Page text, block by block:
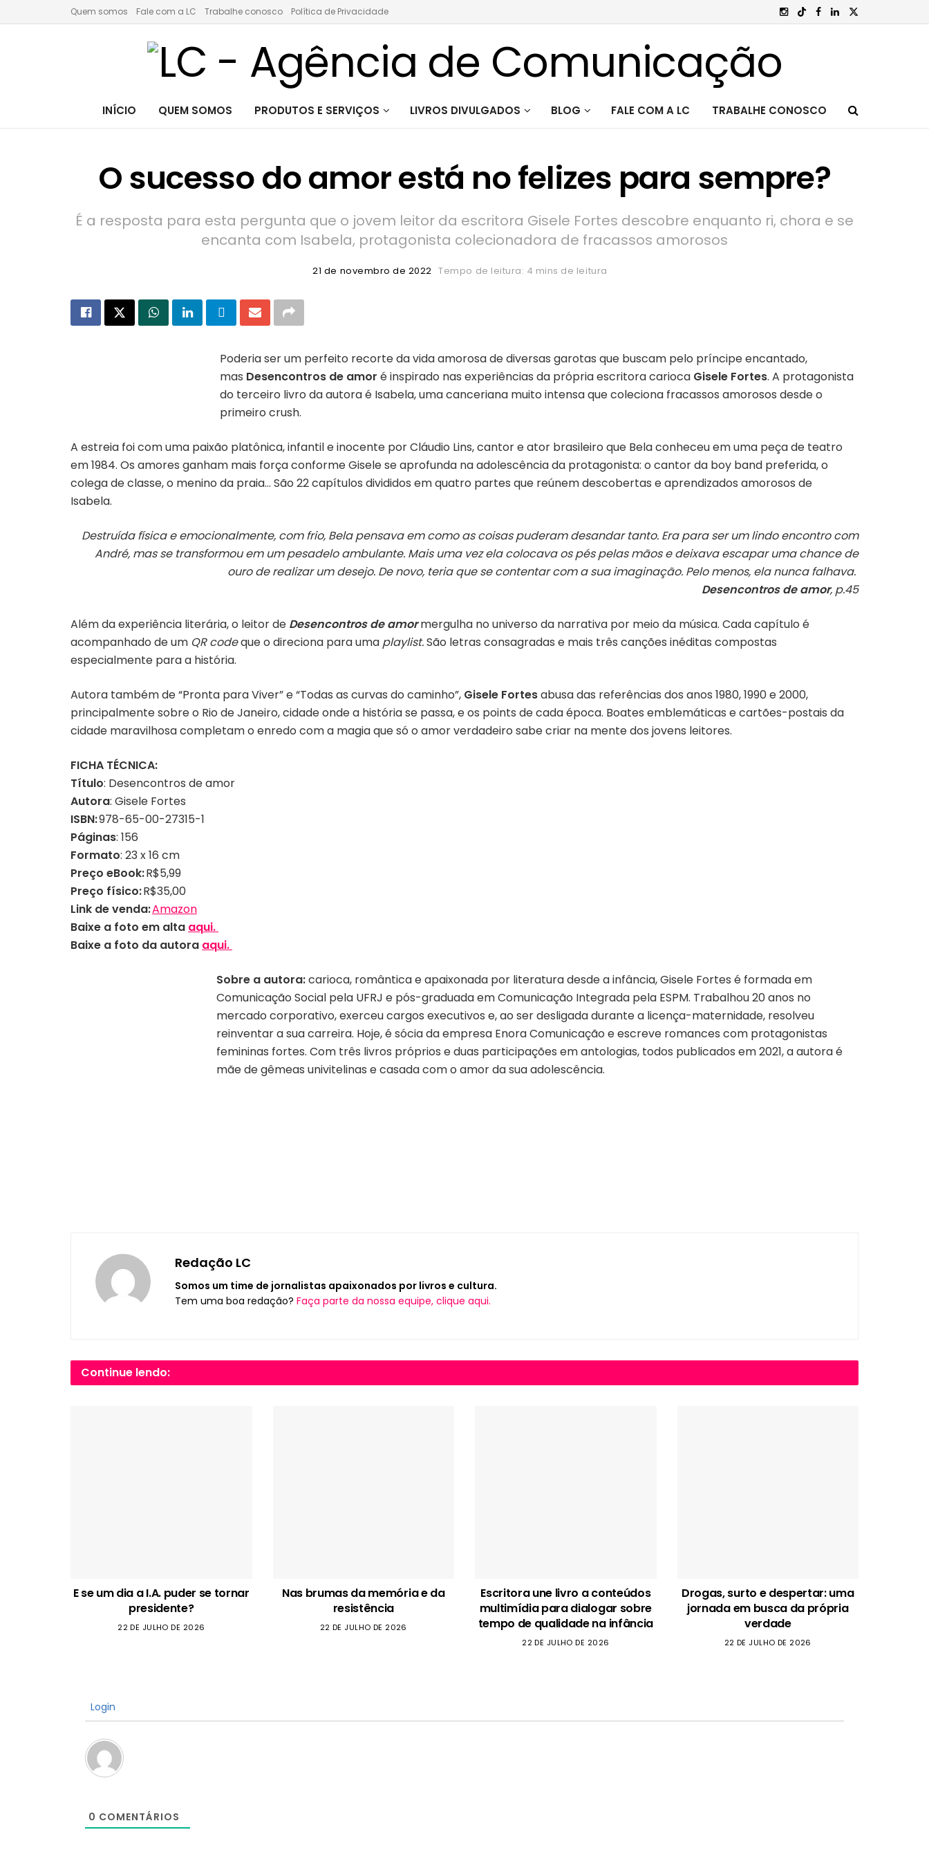
Quem somos Fale com a LC Trabalhe conosco Política de Privacidade
INÍCIO QUEM SOMOS PRODUTOS E SERVIÇOS LIVROS DIVULGADOS BLOG FALE COM A LC TRABALHE CONOSCO
O sucesso do amor está no felizes para sempre?
É a resposta para esta pergunta que o jovem leitor da escritora Gisele Fortes descobre enquanto ri, chora e se
encanta com Isabela, protagonista colecionadora de fracassos amorosos
21 de novembro de 2022 Tempo de leitura: 4 mins de leitura
Poderia ser um perfeito recorte da vida amorosa de diversas garotas que buscam pelo príncipe encantado,
mas Desencontros de amor é inspirado nas experiências da própriaescritora carioca Gisele Fortes. A protagonista
do terceiro livro da autora é Isabela, uma canceriana muito intensa que coleciona fracassos amorosos desde o
primeiro crush.
A estreia foi com uma paixão platônica, infantil e inocente por Cláudio Lins, cantor e ator brasileiro que Bela conheceu em uma peça de teatro
em 1984. Os amores ganham mais força conforme Gisele se aprofunda na adolescência da protagonista: o cantor da boy band preferida, o
colega de classe, o menino da praia… São 22 capítulos divididos em quatro partes que reúnem descobertas e aprendizados amorosos de
Isabela.
Destruída física e emocionalmente, com frio, Belapensava em como as coisas puderam desandar tanto. Era para ser um lindo encontro com
André, mas se transformou em um pesadelo ambulante. Mais uma vez ela colocava os pés pelas mãos e deixava escapar uma chance de
ouro de realizar um desejo. De novo, teria que se contentar com a sua imaginação. Pelo menos, ela nunca falhava.
Desencontros de amor, p.45
Além da experiência literária, o leitor de Desencontros de amormergulha no universo da narrativa por meio da música. Cada capítulo é
acompanhado de um QR codeque o direciona para uma playlist.São letras consagradas e mais três canções inéditas compostas
especialmente para a história.
Autora também de “Pronta para Viver” e “Todas as curvas do caminho”, Gisele Fortesabusa das referências dos anos 1980, 1990 e 2000,
principalmente sobre o Rio de Janeiro, cidade onde a história se passa, e os points de cada época. Boates emblemáticas e cartões-postais da
cidade maravilhosa completam o enredo com a magia que só o amor verdadeiro sabe criar na mente dos jovens leitores.
FICHA TÉCNICA:
Título: Desencontros de amor
Autora: Gisele Fortes
ISBN:978-65-00-27315-1
Páginas: 156
Formato: 23 x 16 cm
Preço eBook:R$5,99
Preço físico:R$35,00
Link de venda:Amazon
Baixe a foto em alta aqui.
Baixe a foto da autora aqui.
Sobre a autora:carioca, romântica e apaixonada por literatura desde a infância, Gisele Fortes é formada em
Comunicação Social pela UFRJ e pós-graduada em Comunicação Integrada pela ESPM. Trabalhou 20 anos no
mercado corporativo, exerceu cargos executivos e, ao ser desligada durante a licença-maternidade, resolveu
reinventar a sua carreira. Hoje, é sócia da empresa Enora Comunicação e escreve romances com protagonistas
femininas fortes. Com três livros próprios e duas participações em antologias, todos publicados em 2021, a autora é
mãe de gêmeas univitelinas e casada com o amor da sua adolescência.
Redação LC
Somos um time de jornalistas apaixonados por livros e cultura.
Tem uma boa redação? Faça parte da nossa equipe, clique aqui.
Continue lendo:
E se um dia a I.A. puder se tornar
presidente?
22 DE JULHO DE 2026
Nas brumas da memória e da
resistência
22 DE JULHO DE 2026
Escritora une livro a conteúdos
multimídia para dialogar sobre
tempo de qualidade na infância
22 DE JULHO DE 2026
Drogas, surto e despertar: uma
jornada em busca da própria
verdade
22 DE JULHO DE 2026
Login
0 COMENTÁRIOS